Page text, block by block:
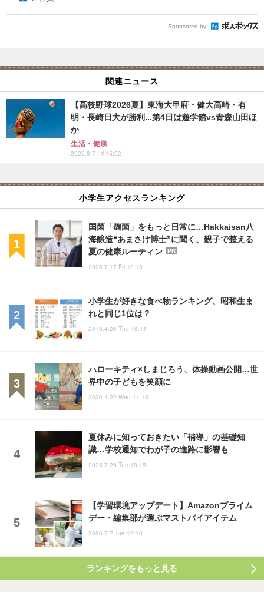
Sponsored by
関連ニュース
【高校野球2026夏】東海大甲府・健大高崎・有
明・長崎日大が勝利...第4日は遊学館vs青森山田ほ
か
生活・健康
2026.8.7 Fri 15:52
小学生アクセスランキング
国菌「麹菌」をもっと日常に…Hakkaisan八
海醸造“あまさけ博士”に聞く、親子で整える
夏の健康ルーティン
PR
2026.7.17 Fri 10:15
小学生が好きな食べ物ランキング、昭和生ま
れと同じ1位は？
2018.4.26 Thu 16:15
ハローキティ×しまじろう、体操動画公開…世
界中の子どもを笑顔に
2020.4.22 Wed 11:15
夏休みに知っておきたい「補導」の基礎知
識…学校通知でわが子の進路に影響も
2025.7.29 Tue 18:15
【学習環境アップデート】Amazonプライム
デー・編集部が選ぶマストバイアイテム
2026.7.7 Tue 19:10
ランキングをもっと見る